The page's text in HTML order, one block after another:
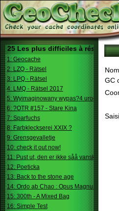
25 Les plus difficiles à résoudre
1: Geocache
2: LZQ - Rätsel
3: LPQ - Rätsel
4: LMQ - Rätsel 2017
5: Wyimaginowany wypas?4 urodziny
6: ?OTR #157 - Stare Kina
7: Sparfuchs
8: Farbkleckserei XXIX ?
9: Grensgevalletje
10: check it out now!
11: Pust ut, den er ikke såå vanskelig.
12: Poeticka
13: Back to the stone age
14: Ordo ab Chao : Opus Magnum
15: 300th - A Mixed Bag
16: Simple Test
GC